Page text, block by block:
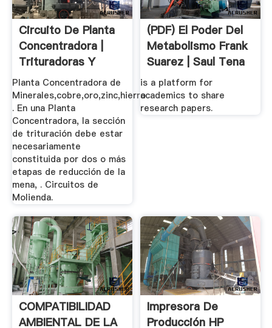
Circuito De Planta
Concentradora |
Trituradoras Y
Molinos
Planta Concentradora de
Minerales,cobre,oro,zinc,hierro
. En una Planta
Concentradora, la sección
de trituración debe estar
necesariamente
constituida por dos o más
etapas de reducción de la
mena, . Circuitos de
Molienda.
(PDF) El Poder Del
Metabolismo Frank
Suarez | Saul Tena
...
is a platform for
academics to share
research papers.
COMPATIBILIDAD
AMBIENTAL DE LA
Impresora De
Producción HP